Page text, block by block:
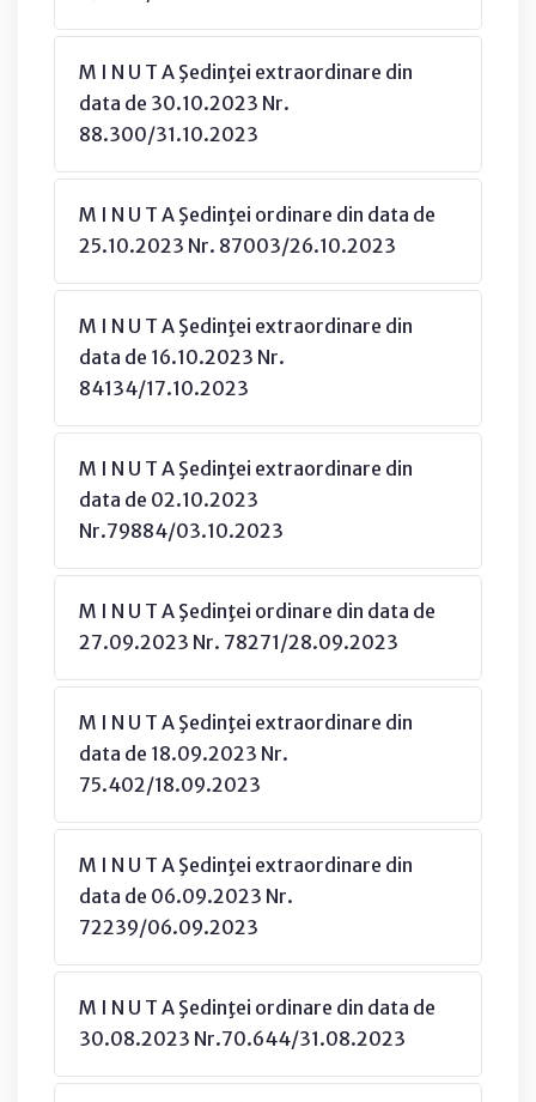
M I N U T A Şedinţei extraordinare din
data de 30.10.2023 Nr.
88.300/31.10.2023
M I N U T A Şedinţei ordinare din data de
25.10.2023 Nr. 87003/26.10.2023
M I N U T A Şedinţei extraordinare din
data de 16.10.2023 Nr.
84134/17.10.2023
M I N U T A Şedinţei extraordinare din
data de 02.10.2023
Nr.79884/03.10.2023
M I N U T A Şedinţei ordinare din data de
27.09.2023 Nr. 78271/28.09.2023
M I N U T A Şedinţei extraordinare din
data de 18.09.2023 Nr.
75.402/18.09.2023
M I N U T A Şedinţei extraordinare din
data de 06.09.2023 Nr.
72239/06.09.2023
M I N U T A Şedinţei ordinare din data de
30.08.2023 Nr.70.644/31.08.2023